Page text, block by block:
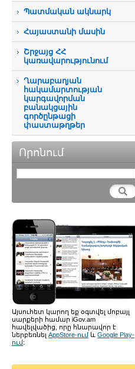
Պատմական ակնարկ
Հայաստանի մասին
Շրջայց ՀՀ
կառավարությունում
Ղարաբաղյան
հակամարտության
կարգավորման
բանակցային
գործընթացի
փաստաթղթեր
Որոնում
Այսուհետ կարող եք օգտվել մոբայլ
սարքերի համար iGov.am
հավելվածից, որը հնարավոր է
ներբեռնել AppStore-ում և Google Play-
ում: